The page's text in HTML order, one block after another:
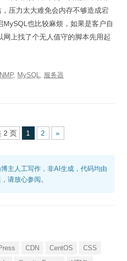
压力太大难免会内存不够造成宕
也比较麻烦，如果是客户自
上找了个无人值守的脚本先用起
, MySQL, 服务器
2 页 1 2 »
主人工写作，非AI生成，代码均由
请放心参阅。
CDN CentOS
CSS